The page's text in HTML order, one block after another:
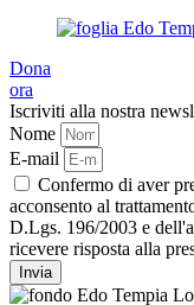
Dona
ora
Iscriviti alla nostra
Nome
E-mail
Confermo di aver
acconsento al
D.Lgs. 196/2003 e
ricevere risposta alla
Invia